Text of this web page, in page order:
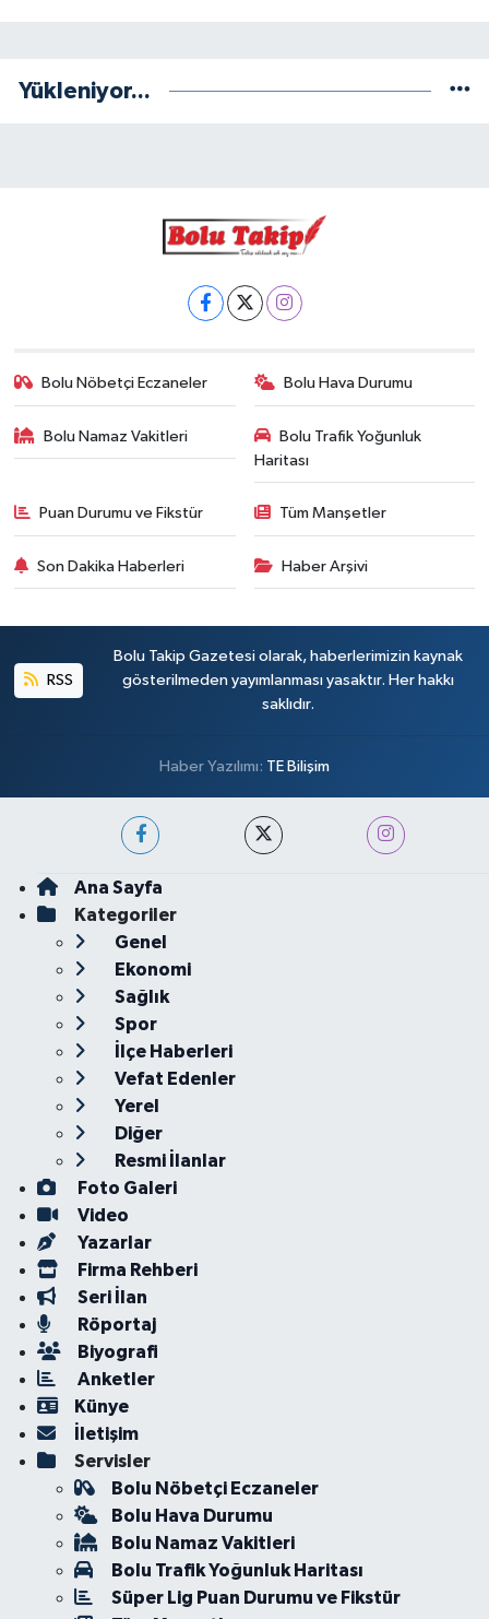
Yükleniyor...
Bolu Nöbetçi Eczaneler Bolu Hava Durumu
Bolu Namaz Vakitleri
Bolu Trafik Yoğunluk
Haritası
Puan Durumu ve Fikstür Tüm Manşetler
Son Dakika Haberleri Haber Arşivi
RSS
Bolu Takip Gazetesi olarak, haberlerimizin kaynak
gösterilmeden yayımlanması yasaktır. Her hakkı
saklıdır.
Haber Yazılımı: TE Bilişim
Ana Sayfa
Kategoriler
Genel
Ekonomi
Sağlık
Spor
İlçe Haberleri
Vefat Edenler
Yerel
Diğer
Resmi İlanlar
Foto Galeri
Video
Yazarlar
Firma Rehberi
Seri İlan
Röportaj
Biyografi
Anketler
Künye
İletişim
Servisler
Bolu Nöbetçi Eczaneler
Bolu Hava Durumu
Bolu Namaz Vakitleri
Bolu Trafik Yoğunluk Haritası
Süper Lig Puan Durumu ve Fikstür